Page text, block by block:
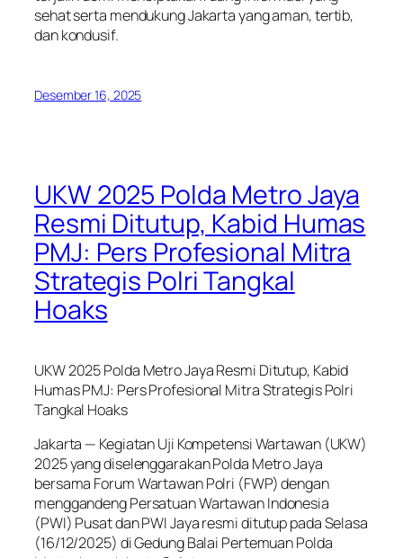
sehat serta mendukung Jakarta yang aman, tertib,
dan kondusif.
Desember 16, 2025
UKW 2025 Polda Metro Jaya
Resmi Ditutup, Kabid Humas
PMJ: Pers Profesional Mitra
Strategis Polri Tangkal
Hoaks
UKW 2025 Polda Metro Jaya Resmi Ditutup, Kabid
Humas PMJ: Pers Profesional Mitra Strategis Polri
Tangkal Hoaks
Jakarta — Kegiatan Uji Kompetensi Wartawan (UKW)
2025 yang diselenggarakan Polda Metro Jaya
bersama Forum Wartawan Polri (FWP) dengan
menggandeng Persatuan Wartawan Indonesia
(PWI) Pusat dan PWI Jaya resmi ditutup pada Selasa
(16/12/2025) di Gedung Balai Pertemuan Polda